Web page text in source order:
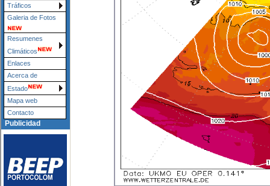
Tráficos
Galeria de Fotos
Resumenes
Climáticos
Enlaces
Acerca de
Estado
Mapa web
Contacto
Publicidad